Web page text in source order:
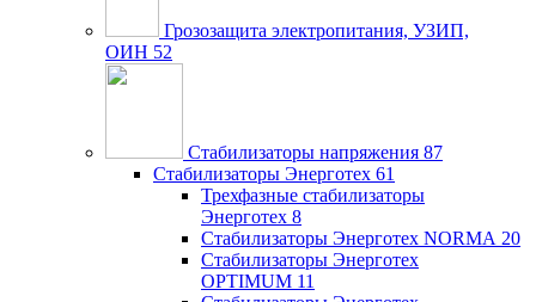
Грозозащита электропитания, УЗИП,
ОИН 52
Стабилизаторы напряжения 87
Стабилизаторы Энерготех 61
Трехфазные стабилизаторы
Энерготех 8
Стабилизаторы Энерготех NORMA 20
Стабилизаторы Энерготех
OPTIMUM 11